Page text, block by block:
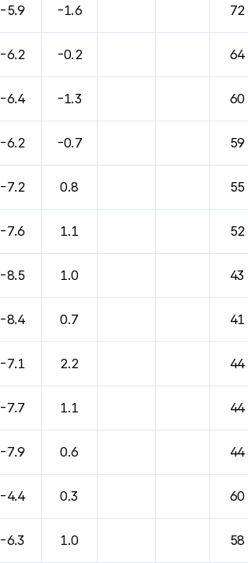
-5.9 -1.6 72
-6.2 -0.2 64
-6.4 -1.3 60
-6.2 -0.7 59
-7.2 0.8 55
-7.6 1.1 52
-8.5 1.0 43
-8.4 0.7 41
-7.1 2.2 44
-7.7 1.1 44
-7.9 0.6 44
-4.4 0.3 60
-6.3 1.0 58